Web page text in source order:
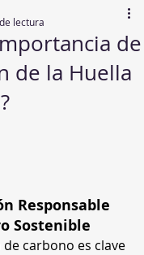
de
de la Huella
lectura
estrellas.
Responsable
Sostenible
carbono es clave